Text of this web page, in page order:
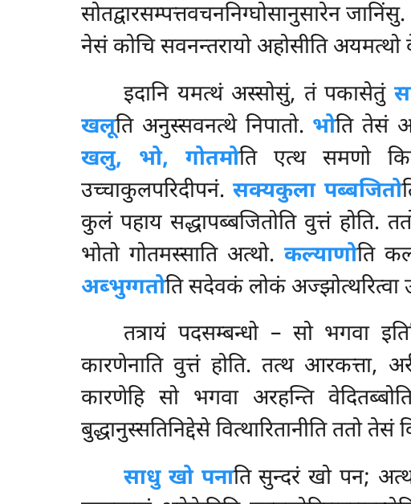
सोतद्वारसम्पत्तवचननिग्घोसानुसारेन जानिंसु.
नेसं कोचि सवनन्तरायो अहोसीति अयमत्थो
इदानि यमत्थं अस्सोसुं, तं पकासेतुं
खलूति अनुस्सवनत्थे निपातो. भोति तेसं
खलु, भो, गोतमोति एत्थ समणो
उच्चाकुलपरिदीपनं.सक्यकुला पब्बजितो
कुलं पहाय सद्धापब्बजितोति वुत्तं होति.
भोतो गोतमस्साति अत्थो. कल्याणोति
अब्भुग्गतोति सदेवकं लोकं अज्झोत्थरित्वा
तत्रायं पदसम्बन्धो – सो भगवा
कारणेनाति वुत्तं होति. तत्थ आरकत्ता,
कारणेहि सो भगवा अरहन्ति
बुद्धानुस्सतिनिद्देसे वित्थारितानीति ततो तेसं
साधु खो पनाति सुन्दरं खो पन;